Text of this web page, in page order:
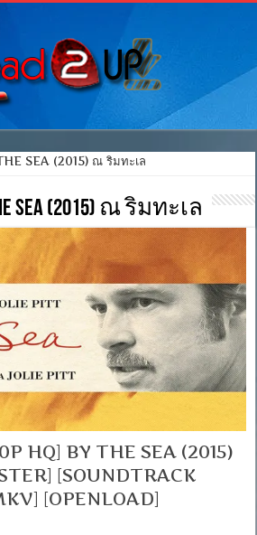
SEA (2015) ณ ริมทะเล
SEA (2015) ณ ริมทะเล
HQ] BY THE SEA (2015)
[SOUNDTRACK
[OPENLOAD]